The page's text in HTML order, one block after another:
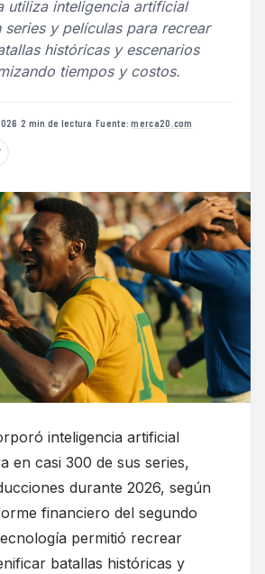
utiliza inteligencia artificial
series y películas para recrear
históricas y escenarios
tiempos y costos.
·2 min de lectura ·Fuente:merca20.com
inteligencia artificial
en casi 300 de sus series,
durante 2026, según
financiero del segundo
permitió recrear
batallas históricas y